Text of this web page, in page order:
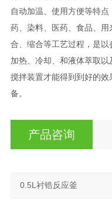
自动加温、使用方便等特
药、染料、医药、食品、
合、缩合等工艺过程，是
加热、冷却、和液体萃取
搅拌装置才能得到到好的
备。
产品咨询